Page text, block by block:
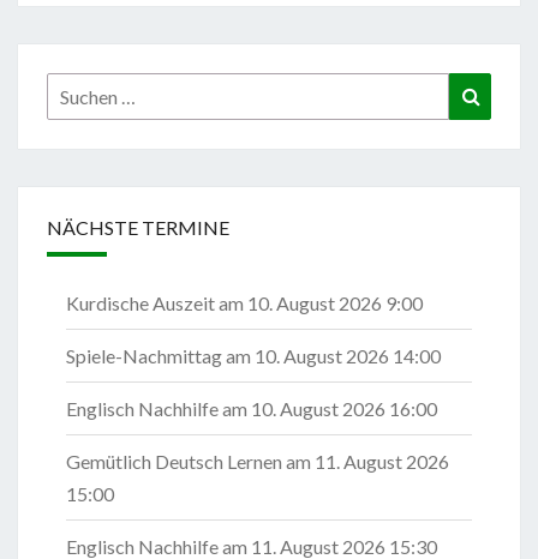
Suchen
nach:
NÄCHSTE TERMINE
Kurdische Auszeitam 10. August 2026 9:00
Spiele-Nachmittagam 10. August 2026 14:00
Englisch Nachhilfeam 10. August 2026 16:00
Gemütlich Deutsch Lernen am 11. August 2026
15:00
Englisch Nachhilfeam 11. August 2026 15:30